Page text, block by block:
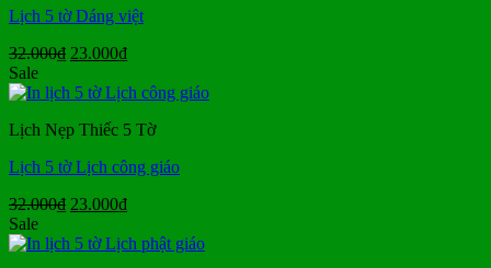
Lịch 5 tờ Dáng việt
32.000₫ Giá
là:
23.000₫Giá
tại
23.000₫.
Sale
Lịch Nẹp Thiếc 5 Tờ
Lịch 5 tờ Lịch công giáo
32.000₫ Giá
là:
23.000₫Giá
tại
Sale